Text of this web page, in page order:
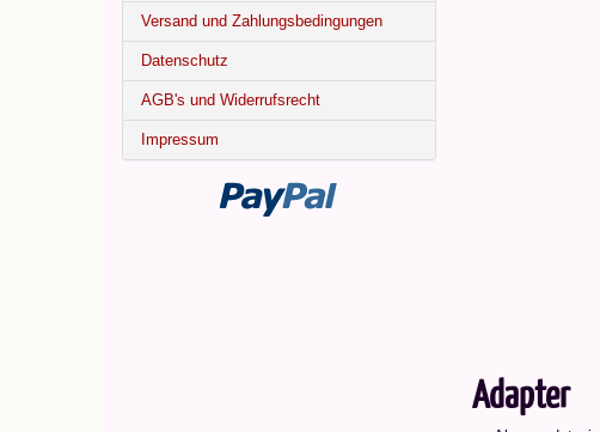
Versand und Zahlungsbedingungen
Datenschutz
AGB's und Widerrufsrecht
Impressum
Adapter